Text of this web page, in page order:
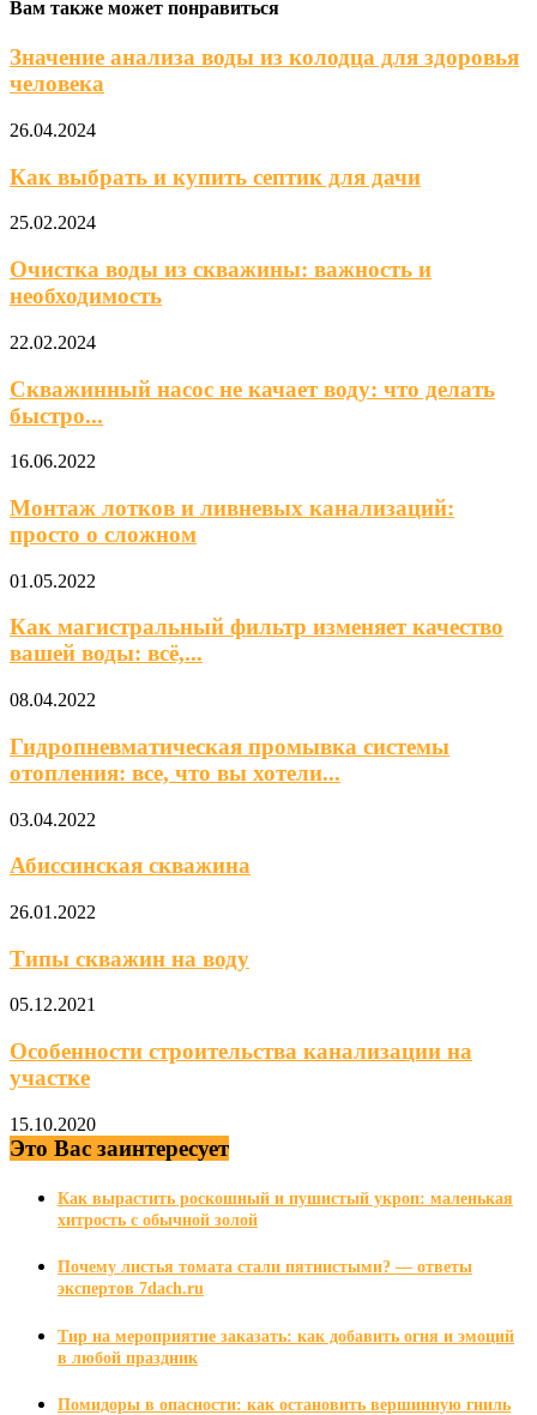
Вам также может понравиться
Значение анализа воды из колодца для здоровья
человека
26.04.2024
Как выбрать и купить септик для дачи
25.02.2024
Очистка воды из скважины: важность и
необходимость
22.02.2024
Скважинный насос не качает воду: что делать
быстро...
16.06.2022
Монтаж лотков и ливневых канализаций:
просто о сложном
01.05.2022
Как магистральный фильтр изменяет качество
вашей воды: всё,...
08.04.2022
Гидропневматическая промывка системы
отопления: все, что вы хотели...
03.04.2022
Абиссинская скважина
26.01.2022
Типы скважин на воду
05.12.2021
Особенности строительства канализации на
участке
15.10.2020
Это Вас заинтересует
Как вырастить роскошный и пушистый укроп: маленькая
хитрость с обычной золой
Почему листья томата стали пятнистыми? — ответы
экспертов 7dach.ru
Тир на мероприятие заказать: как добавить огня и эмоций
в любой праздник
Помидоры в опасности: как остановить вершинную гниль